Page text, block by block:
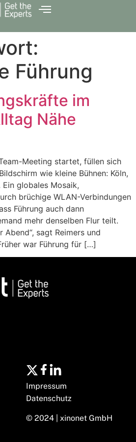
Führung
im
Nähe
Meeting startet, füllen sich
wie kleine Bühnen: Köln,
Ein globales Mosaik,
brüchige WLAN-Verbindungen
Führung auch dann
mehr denselben Flur teilt.
Abend“, sagt Reimers und
war Führung für […]
Impressum
Datenschutz
© 2024 | xinonet GmbH